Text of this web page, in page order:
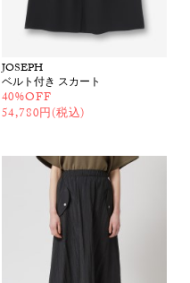
JOSEPH
ベルト付き スカート
40%OFF
54,780円(税込)